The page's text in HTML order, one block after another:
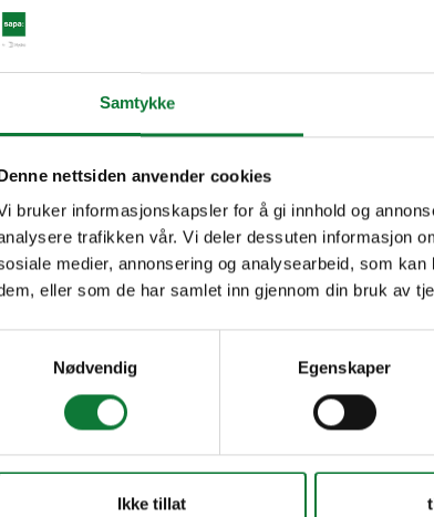
Samtykke
nettsiden anvender cookies
bruker informasjonskapsler for å gi innhold og
trafikken vår. Vi deler dessuten informasjon
medier, annonsering og analysearbeid, som
eller som de har samlet inn gjennom din bruk av
Nødvendig
Egenskaper
Ikke tillat
de mettre l’humain au cœur.